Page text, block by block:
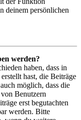
deinem persönlichen
werden?
haben, dass in
hast, die Beiträge
möglich, dass die
Benutzern
erst begutachten
werden. Bitte